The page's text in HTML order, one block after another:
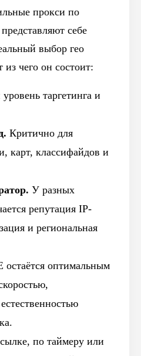
прокси по
себе
выбор гео
чего он состоит:
таргетинга и
Критично для
карт, классифайдов и
У разных
репутация IP-
и региональная
остаётся оптимальным
по таймеру или